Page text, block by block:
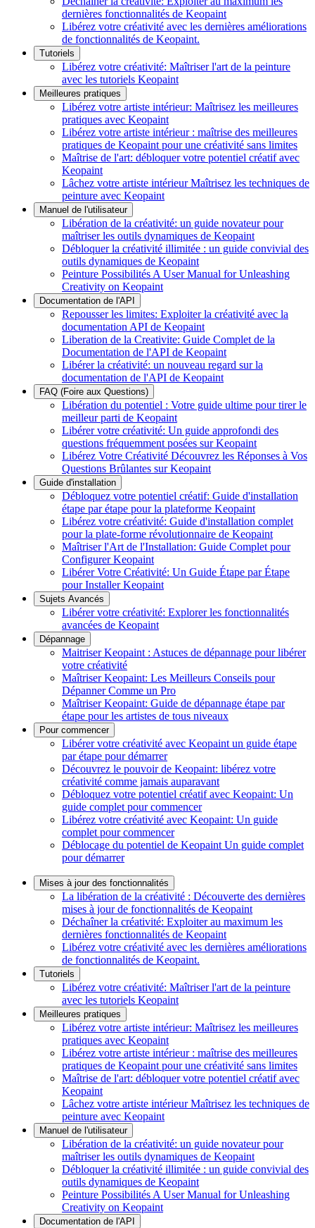
dernières fonctionnalités de Keopaint
Libérez votre créativité avec les dernières améliorations
de fonctionnalités de Keopaint.
Tutoriels
Libérez votre créativité: Maîtriser l'art de la peinture
avec les tutoriels Keopaint
Meilleures pratiques
Libérez votre artiste intérieur: Maîtrisez les meilleures
pratiques avec Keopaint
Libérez votre artiste intérieur : maîtrise des meilleures
pratiques de Keopaint pour une créativité sans limites
Maîtrise de l'art: débloquer votre potentiel créatif avec
Keopaint
Lâchez votre artiste intérieur Maîtrisez les techniques de
peinture avec Keopaint
Manuel de l'utilisateur
Libération de la créativité: un guide novateur pour
maîtriser les outils dynamiques de Keopaint
Débloquer la créativité illimitée : un guide convivial des
outils dynamiques de Keopaint
Peinture Possibilités A User Manual for Unleashing
Creativity on Keopaint
Documentation de l'API
Repousser les limites: Exploiter la créativité avec la
documentation API de Keopaint
Liberation de la Creativite: Guide Complet de la
Documentation de l'API de Keopaint
Libérer la créativité: un nouveau regard sur la
documentation de l'API de Keopaint
FAQ (Foire aux Questions)
Libération du potentiel : Votre guide ultime pour tirer le
meilleur parti de Keopaint
Libérer votre créativité: Un guide approfondi des
questions fréquemment posées sur Keopaint
Libérez Votre Créativité Découvrez les Réponses à Vos
Questions Brûlantes sur Keopaint
Guide d'installation
Débloquez votre potentiel créatif: Guide d'installation
étape par étape pour la plateforme Keopaint
Libérez votre créativité: Guide d'installation complet
pour la plate-forme révolutionnaire de Keopaint
Maîtriser l'Art de l'Installation: Guide Complet pour
Configurer Keopaint
Libérer Votre Créativité: Un Guide Étape par Étape
pour Installer Keopaint
Sujets Avancés
Libérer votre créativité: Explorer les fonctionnalités
avancées de Keopaint
Dépannage
Maitriser Keopaint : Astuces de dépannage pour libérer
votre créativité
Maîtriser Keopaint: Les Meilleurs Conseils pour
Dépanner Comme un Pro
Maîtriser Keopaint: Guide de dépannage étape par
étape pour les artistes de tous niveaux
Pour commencer
Libérer votre créativité avec Keopaint un guide étape
par étape pour démarrer
Découvrez le pouvoir de Keopaint: libérez votre
créativité comme jamais auparavant
Débloquez votre potentiel créatif avec Keopaint: Un
guide complet pour commencer
Libérez votre créativité avec Keopaint: Un guide
complet pour commencer
Déblocage du potentiel de Keopaint Un guide complet
pour démarrer
Mises à jour des fonctionnalités
La libération de la créativité : Découverte des dernières
mises à jour de fonctionnalités de Keopaint
Déchaîner la créativité: Exploiter au maximum les
dernières fonctionnalités de Keopaint
Libérez votre créativité avec les dernières améliorations
de fonctionnalités de Keopaint.
Tutoriels
Libérez votre créativité: Maîtriser l'art de la peinture
avec les tutoriels Keopaint
Meilleures pratiques
Libérez votre artiste intérieur: Maîtrisez les meilleures
pratiques avec Keopaint
Libérez votre artiste intérieur : maîtrise des meilleures
pratiques de Keopaint pour une créativité sans limites
Maîtrise de l'art: débloquer votre potentiel créatif avec
Keopaint
Lâchez votre artiste intérieur Maîtrisez les techniques de
peinture avec Keopaint
Manuel de l'utilisateur
Libération de la créativité: un guide novateur pour
maîtriser les outils dynamiques de Keopaint
Débloquer la créativité illimitée : un guide convivial des
outils dynamiques de Keopaint
Peinture Possibilités A User Manual for Unleashing
Creativity on Keopaint
Documentation de l'API